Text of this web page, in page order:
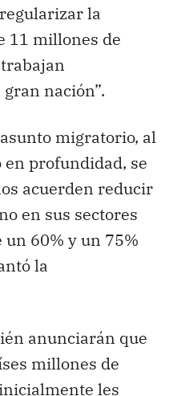
la
11 millones de
nación”.
migratorio, al
profundidad, se
acuerden reducir
en sus sectores
60% y un 75%
la
anunciarán que
millones de
les